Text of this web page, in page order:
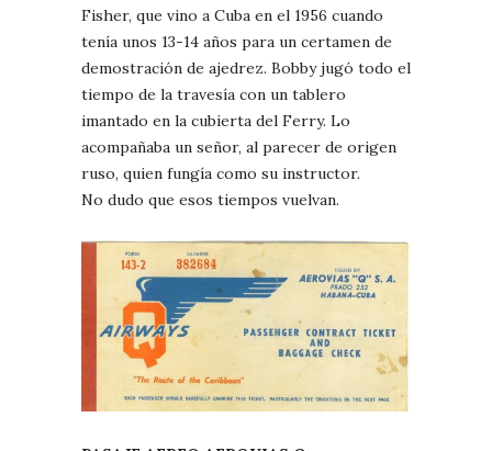
Fisher, que vino a Cuba en el 1956 cuando
tenía unos 13-14 años para un certamen de
demostración de ajedrez. Bobby jugó todo el
tiempo de la travesía con un tablero
imantado en la cubierta del Ferry. Lo
acompañaba un señor, al parecer de origen
ruso, quien fungía como su instructor.
No dudo que esos tiempos vuelvan.